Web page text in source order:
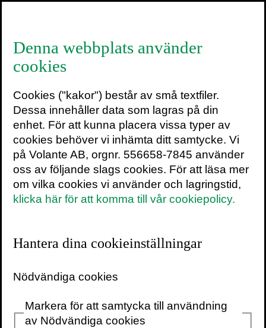
Peter Smirnakos (t.h.) är tillsammans med
Joel Persson (t.v.) chefredaktör och
grundare av tidningenICON.
Pressbilder
För bokning av författaren mejla
speakers@volante.se.
Denna webbplats använder
cookies
Cookies ("kakor") består av små textfiler.
Dessa innehåller data som lagras på din
enhet. För att kunna placera vissa typer av
cookies behöver vi inhämta ditt samtycke. Vi
på Volante AB, orgnr. 556658-7845 använder
oss av följande slags cookies. För att läsa mer
om vilka cookies vi använder och lagringstid,
klicka här för att komma till vår cookiepolicy.
Hantera dina cookieinställningar
Nödvändiga cookies
Markera för att samtycka till användning
av Nödvändiga cookies